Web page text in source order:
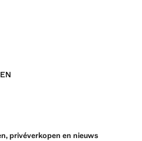
en trends
privéverkopen en nieuws